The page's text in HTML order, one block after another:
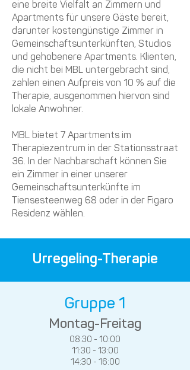
eine breite Vielfalt an Zimmern und
Apartments für unsere Gäste bereit,
darunter kostengünstige Zimmer in
Gemeinschaftsunterkünften, Studios
und gehobenere Apartments. Klienten,
die nicht bei MBL untergebracht sind,
zahlen einen Aufpreis von 10 % auf die
Therapie, ausgenommen hiervon sind
lokale Anwohner.
MBL bietet 7 Apartments im
Therapiezentrum in der Stationsstraat
36. In der Nachbarschaft können Sie
ein Zimmer in einer unserer
Gemeinschaftsunterkünfte im
Tiensesteenweg 68 oder in der Figaro
Residenz wählen.
Urregeling-Therapie
Gruppe 1
Montag-Freitag
08:30 - 10:00
11:30 - 13:00
14:30 - 16:00